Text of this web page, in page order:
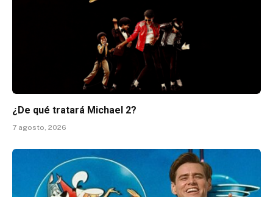
¿De qué tratará Michael 2?
7 agosto, 2026